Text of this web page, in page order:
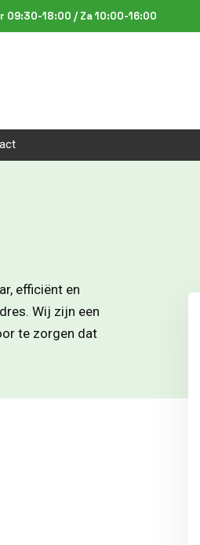
09:30-18:00 / Za 10:00-16:00
efficiënt en
Wij zijn een
te zorgen dat